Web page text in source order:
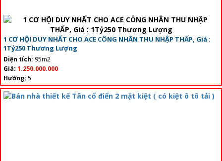
1 CƠ HỘI DUY NHẤT CHO ACE CÔNG NHÂN THU NHẬP THẤP, Giá :
1Tỷ250 Thương Lượng
Diện tích: 95m2
Giá: 1.250.000.000
Hướng: 5